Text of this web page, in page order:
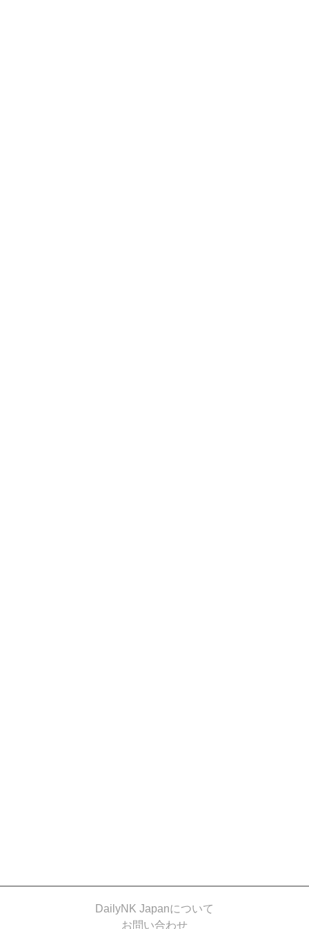
DailyNK Japanについて
お問い合わせ